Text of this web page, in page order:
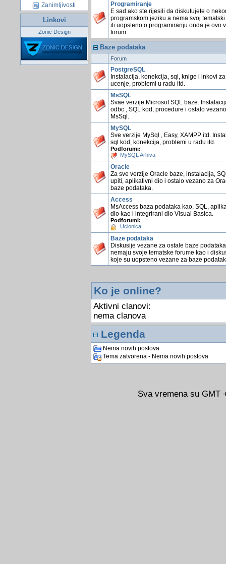
Zanimljivosti
Linkovi
Zonic Design
Programiranje
E sad ako ste rijesili da diskutujete o
programskom jeziku a nema svoj tematski
ili uopsteno o programiranju onda je ovo
forum.
Baze podataka
Forum
PostgreSQL
Instalacija, konekcija, sql, knige i inkovi za
ucenje, problemi u radu itd.
MsSQL
Svae verzije Microsof SQL baze.
odbc , SQL kod, procedure i ostalo
MsSql.
MySQL
Sve verzije MySql , Easy, XAMPP itd.
sql kod, konekcija, problemi u radu itd.
Podforumi:
MySQL Arhiva
Oracle
Za sve verzije Oracle baze, instalacija,
upiti, aplikativni dio i ostalo vezano za
baze podataka.
Access
MsAccess baza podataka kao, SQL,
dio kao i integrirani dio Visual Basica.
Podforumi:
Ucionica
Baze podataka
Diskusije vezane za ostale baze
nemaju svoje tematske forume kao i
koje su uopsteno vezane za baze
Ko je online?
Aktivni clanovi:
nema clanova
Legenda
Nema novih postova
Tema zatvorena - Nema novih postova
Sva vremena su GMT